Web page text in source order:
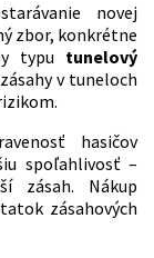
novej
zbor, konkrétne
typu tunelový
v tuneloch
hasičov
spoľahlivosť –
zásah. Nákup
zásahových